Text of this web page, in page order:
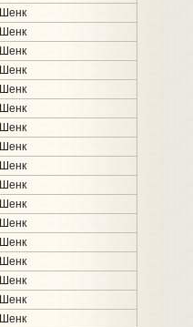
Шенк
Шенк
Шенк
Шенк
Шенк
Шенк
Шенк
Шенк
Шенк
Шенк
Шенк
Шенк
Шенк
Шенк
Шенк
Шенк
Шенк